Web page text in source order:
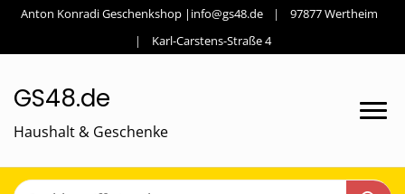
Anton Konradi Geschenkshop |info@gs48.de
97877 Wertheim
Karl-Carstens-Straße 4
GS48.de
Haushalt & Geschenke